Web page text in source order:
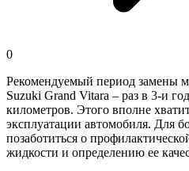
0
Рекомендуемый период замены
Suzuki Grand Vitara – раз в 3-и
километров. Этого вполне
эксплуатации автомобиля. Для
позаботиться о
жидкости и определению ее